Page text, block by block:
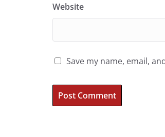
Website
Save my name, email,